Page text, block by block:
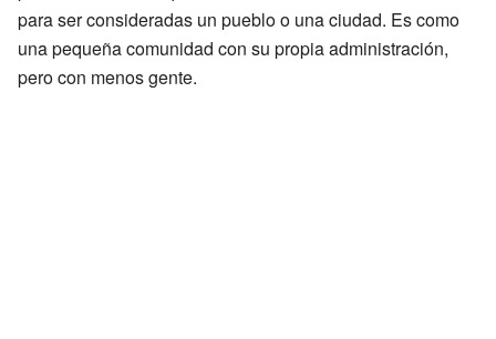
para ser consideradas un pueblo o una ciudad. Es como
una pequeña comunidad con su propia administración,
pero con menos gente.